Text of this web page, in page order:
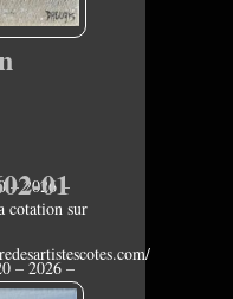
– 2026 –
cotation sur
01
– 2026 –